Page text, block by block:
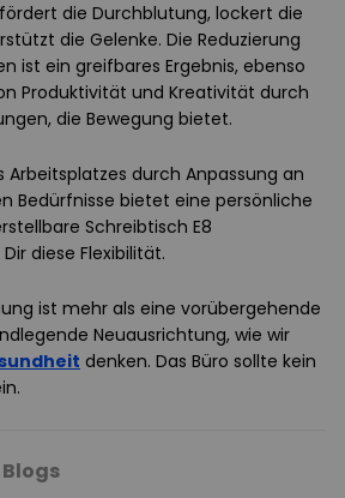
die Durchblutung, lockert die
die Gelenke. Die Reduzierung
ist ein greifbares Ergebnis, ebenso
Produktivität und Kreativität durch
die Bewegung bietet.
Arbeitsplatzes durch Anpassung an
Bedürfnisse bietet eine persönliche
Schreibtisch E8
diese Flexibilität.
ist mehr als eine vorübergehende
Neuausrichtung, wie wir
denken. Das Büro sollte kein